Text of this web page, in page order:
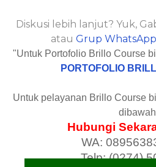
Diskusi lebih lanjut? Yuk,
atau Grup WhatsApp
"Untuk Portofolio Brillo Course
PORTOFOLIO
Untuk pelayanan Brillo Course
dibawah
Hubungi
WA:
Telp: (0274)